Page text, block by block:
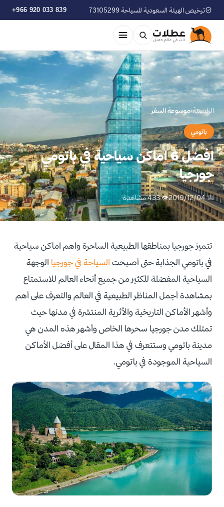
ترخيص الهيئة السعودية للسياحة 73105299 +966 920 033 839
الرئيسية›موسوعة السفر
باتومي
افضل 6 اماكن سياحية في باتومي
جورجيا
📅 2019/12/04 👁 433 مشاهدة
تتميز جورجيا بمناطقها الطبيعية الساحرة واهم اماكن سياحية
في باتومي الجذابة حتى أصبحت السياحة في جورجيا الوجهة
السياحية المفضلة للكثير من جميع أنحاء العالم للاستمتاع
بمشاهدة أجمل المناظر الطبيعية في العالم والتعرف على أهم
وأشهر الأماكن التاريخية والأثرية المنتشرة في مدنها حيث
تمتلك مدن جورجيا سحرها الخاص وأشهر هذه المدن هي
مدينة باتومي وستتعرف في هذا المقال على أفضل الأماكن
السياحية الموجودة في باتومي.